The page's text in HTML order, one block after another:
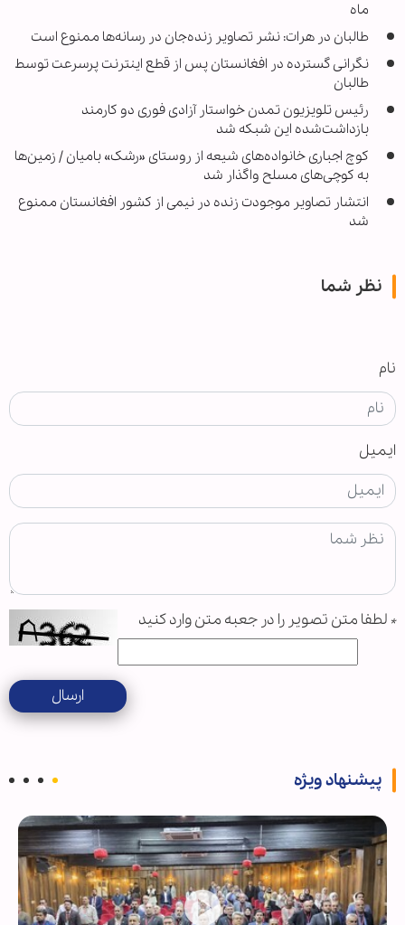
ماه
طالبان در هرات: نشر تصاویر زنده‌جان در رسانه‌ها ممنوع است
نگرانی گسترده در افغانستان پس از قطع اینترنت پرسرعت توسط
طالبان
رئیس تلویزیون تمدن خواستار آزادی فوری دو کارمند
بازداشت‌شده این شبکه شد
کوچ اجباری خانواده‌های شیعه از روستای «رشک» بامیان / زمین‌ها
به کوچی‌های مسلح واگذار شد
انتشار تصاویر موجودت زنده در نیمی از کشور افغانستان ممنوع
شد
نظر شما
نام
ایمیل
* لطفا متن تصویر را در جعبه متن وارد کنید
ارسال
پیشنهاد ویژه